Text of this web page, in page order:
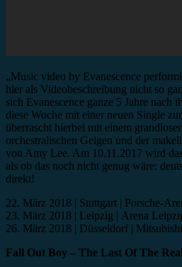
„Music video by Evanescence
hier als Videobeschreibung nicht so
sich Evanescence ganze 5 Jahre nach
diese Woche mit einer neuen Single
überrascht hierbei mit einem
orchestralischen Geigen und der
von Amy Lee. Am 10.11.2017 wird
als ob das noch nicht genug wäre:
direkt!
22. März 2018 | Stuttgart | Porsche-
23. März 2018 | Leipzig | Arena
26. März 2018 | Düsseldorf |
Fall Out Boy – The Last Of The